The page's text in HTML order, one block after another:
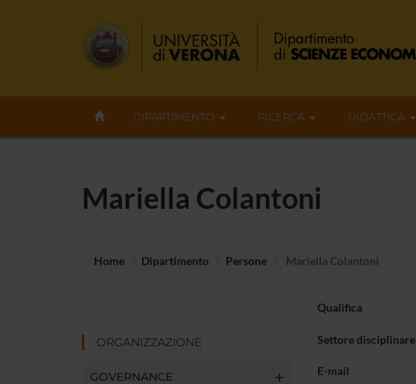
DIPARTIMENTO RICERCA DIDATTICA
Mariella Colantoni
Home Dipartimento Persone Mariella Colantoni
ORGANIZZAZIONE
GOVERNANCE
Qualifica
Settore disciplinare
E-mail